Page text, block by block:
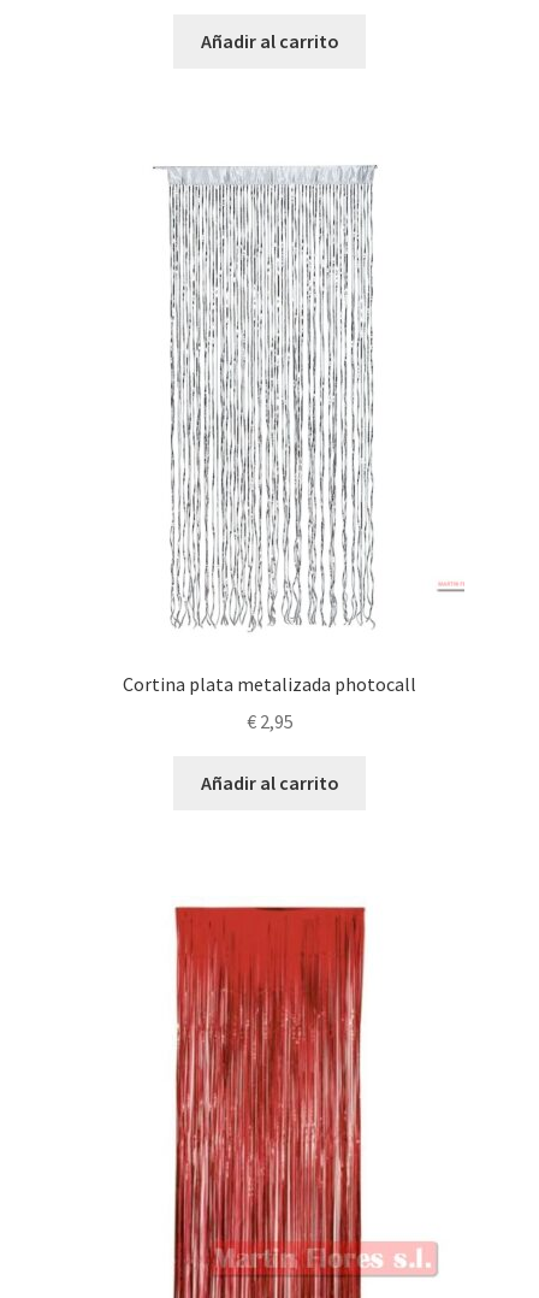
Añadir al carrito
Cortina plata metalizada photocall
€2,95
Añadir al carrito